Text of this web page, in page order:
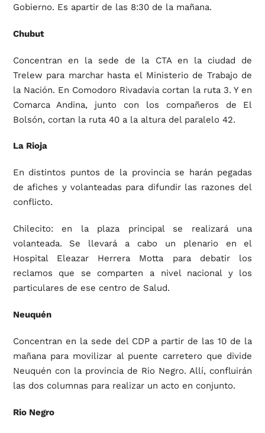
Gobierno. Es apartir de las 8:30 de la mañana.
Chubut
Concentran en la sede de la CTA en la ciudad de
Trelew para marchar hasta el Ministerio de Trabajo de
la Nación. En Comodoro Rivadavia cortan la ruta 3. Y en
Comarca Andina, junto con los compañeros de El
Bolsón, cortan la ruta 40 a la altura del paralelo 42.
La Rioja
En distintos puntos de la provincia se harán pegadas
de afiches y volanteadas para difundir las razones del
conflicto.
Chilecito: en la plaza principal se realizará una
volanteada. Se llevará a cabo un plenario en el
Hospital Eleazar Herrera Motta para debatir los
reclamos que se comparten a nivel nacional y los
particulares de ese centro de Salud.
Neuquén
Concentran en la sede del CDP a partir de las 10 de la
mañana para movilizar al puente carretero que divide
Neuquén con la provincia de Rio Negro. Allí, confluirán
las dos columnas para realizar un acto en conjunto.
Rio Negro